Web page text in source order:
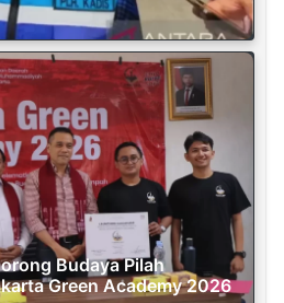
Budaya Pilah
Green Academy 2026